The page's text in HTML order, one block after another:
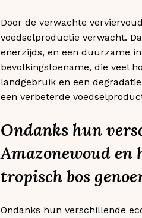
Door de verwachte
voedselproductie verwacht.
enerzijds, en een duurzame
bevolkingstoename, die veel
landgebruik en een
een verbeterde
Ondanks hun
Amazonewoud en
tropisch bos
Ondanks hun verschillende